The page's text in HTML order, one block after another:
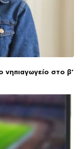
νηπιαγωγείο στο β’